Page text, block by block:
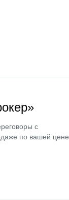
с
по вашей цене